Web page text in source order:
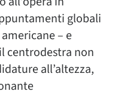
globali
– e
centrodestra non
all’altezza,